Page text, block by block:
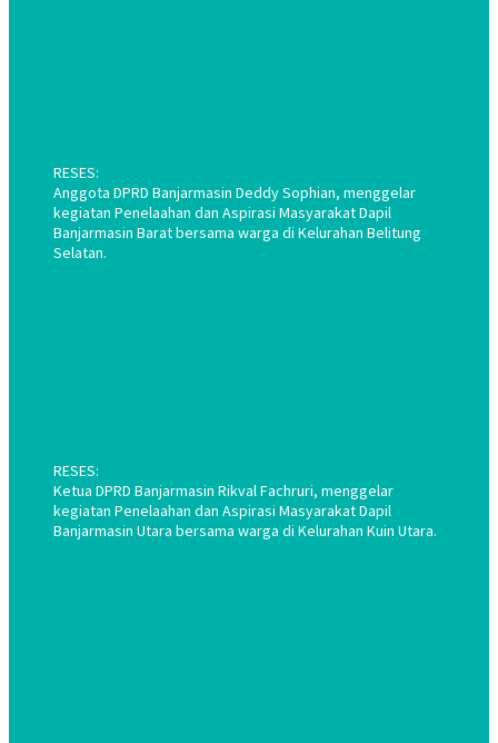
RESES:
Anggota DPRD Banjarmasin Deddy Sophian, menggelar
kegiatan Penelaahan dan Aspirasi Masyarakat Dapil
Banjarmasin Barat bersama warga di Kelurahan Belitung
Selatan.
RESES:
Ketua DPRD Banjarmasin Rikval Fachruri, menggelar
kegiatan Penelaahan dan Aspirasi Masyarakat Dapil
Banjarmasin Utara bersama warga di Kelurahan Kuin Utara.